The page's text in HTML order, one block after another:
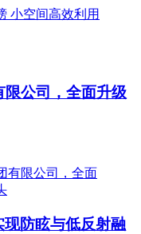
公司，全面升级
防眩与低反射融